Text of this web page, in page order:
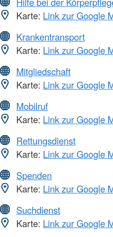
Karte: Link zur Google
Krankentransport
Karte: Link zur Google
Mitgliedschaft
Karte: Link zur Google
Mobilruf
Karte: Link zur Google
Rettungsdienst
Karte: Link zur Google
Spenden
Karte: Link zur Google
Suchdienst
Karte: Link zur Google